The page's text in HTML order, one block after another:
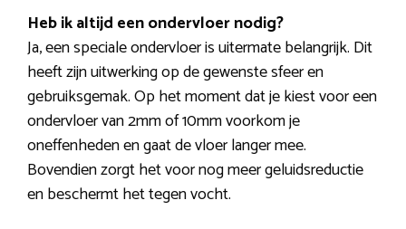
Heb ik altijd een ondervloer nodig?
Ja, een speciale ondervloer is uitermate belangrijk. Dit
heeft zijn uitwerking op de gewenste sfeer en
gebruiksgemak. Op het moment dat je kiest voor een
ondervloer van 2mm of 10mm voorkom je
oneffenheden en gaat de vloer langer mee.
Bovendien zorgt het voor nog meer geluidsreductie
en beschermt het tegen vocht.